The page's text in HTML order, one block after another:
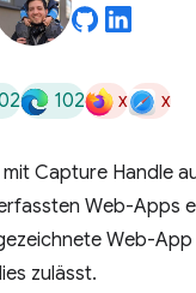
102 x x
Capture Handle
Web-Apps
Web-
zulässt.